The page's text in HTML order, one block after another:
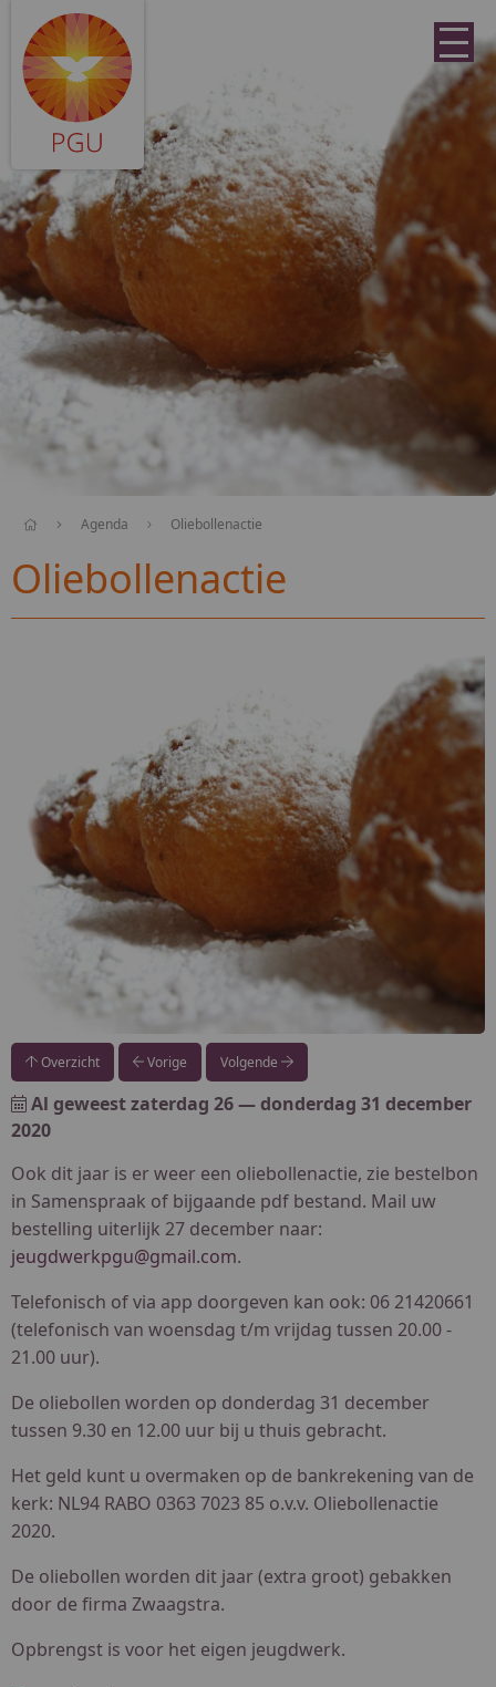
Agenda Oliebollenactie
Oliebollenactie
Overzicht Vorige Volgende
Al geweestzaterdag 26—donderdag 31 december
2020
Ook dit jaar is er weer een oliebollenactie, zie bestelbon
in Samenspraak of bijgaande pdf bestand. Mail uw
bestelling uiterlijk 27 december naar:
jeugdwerkpgu@gmail.com.
Telefonisch of via app doorgeven kan ook: 06 21420661
(telefonisch van woensdag t/m vrijdag tussen 20.00 -
21.00 uur).
De oliebollen worden op donderdag 31 december
tussen 9.30 en 12.00 uur bij u thuis gebracht.
Het geld kunt u overmaken op de bankrekening van de
kerk: NL94 RABO 0363 7023 85 o.v.v. Oliebollenactie
2020.
De oliebollen worden dit jaar (extra groot) gebakken
door de firma Zwaagstra.
Opbrengst is voor het eigen jeugdwerk.